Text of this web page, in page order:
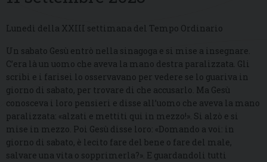
Lunedì della XXIII settimana del Tempo Ordinario
Un sabato Gesù entrò nella sinagoga e si mise a insegnare.
C’era là un uomo che aveva la mano destra paralizzata. Gli
scribi e i farisei lo osservavano per vedere se lo guariva in
giorno di sabato, per trovare di che accusarlo. Ma Gesù
conosceva i loro pensieri e disse all’uomo che aveva la mano
paralizzata: «alzati e mettiti qui in mezzo!». Si alzò e si
mise in mezzo. Poi Gesù disse loro: «Domando a voi: in
giorno di sabato, è lecito fare del bene o fare del male,
salvare una vita o sopprimerla?». E guardandoli tutti